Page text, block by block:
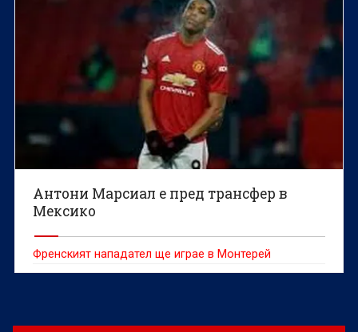
Антони Марсиал е пред трансфер в
Мексико
Френският нападател ще играе в Монтерей